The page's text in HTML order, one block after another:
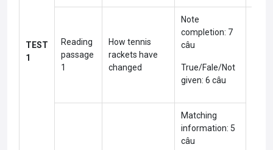
TEST
1
Reading
passage
1
How tennis
rackets have
changed
Note
completion: 7
câu
True/Fale/Not
given: 6 câu
Matching
information: 5
câu